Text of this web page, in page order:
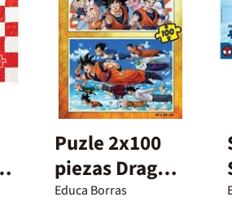
Puzle 2x100
piezas Dragon
Ball Super
Educa Borras